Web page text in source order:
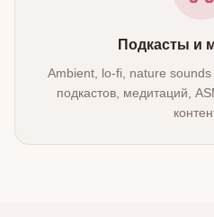
Подкасты и
Ambient, lo‑fi, nature
подкастов, медитаций,